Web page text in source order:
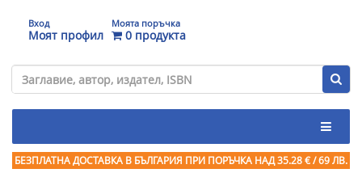
Вход
Моят профил
Моята поръчка
0 продукта
БЕЗПЛАТНА ДОСТАВКА В БЪЛГАРИЯ ПРИ ПОРЪЧКА НАД 35.28 € / 69 ЛВ.